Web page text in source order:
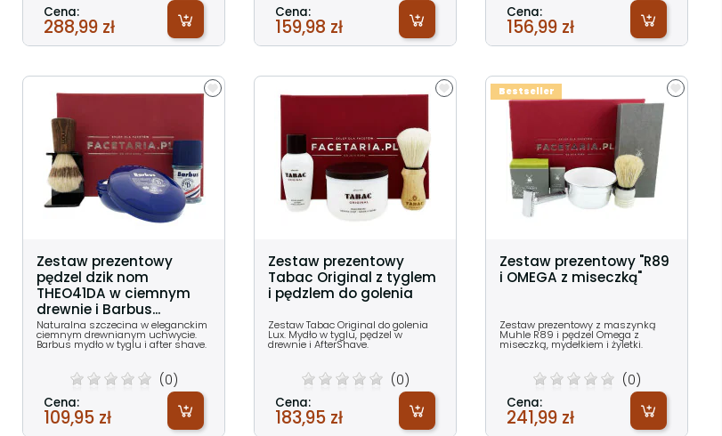
Cena:
288,99 zł
Cena:
159,98 zł
Cena:
156,99 zł
Zestaw prezentowy
pędzel dzik nom
THEO41DA w ciemnym
drewnie i Barbus...
Naturalna szczecina w eleganckim
ciemnym drewnianym uchwycie.
Barbus mydło w tyglu i after shave.
(0)
Cena:
109,95 zł
Zestaw prezentowy
Tabac Original z tyglem
i pędzlem do golenia
Zestaw Tabac Original do golenia
Lux. Mydło w tyglu, pędzel w
drewnie i AfterShave.
(0)
Cena:
183,95 zł
Zestaw prezentowy "R89
i OMEGA z miseczką"
Zestaw prezentowy z maszynką
Muhle R89 i pędzel Omega z
miseczką, mydełkiem i żyletki.
(0)
Cena:
241,99 zł
Bestseller